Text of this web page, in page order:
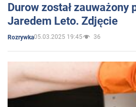
Durow został
Jaredem Leto. Zdjęcie
Rozrywka05.03.2025 19:45 36